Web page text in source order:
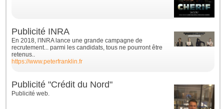
Publicité INRA
En 2018, l'INRA lance une grande campagne de
recrutement... parmi les candidats, tous ne pourront être
retenus..
https://www.peterfranklin.fr
Publicité "Crédit du Nord"
Publicité web.